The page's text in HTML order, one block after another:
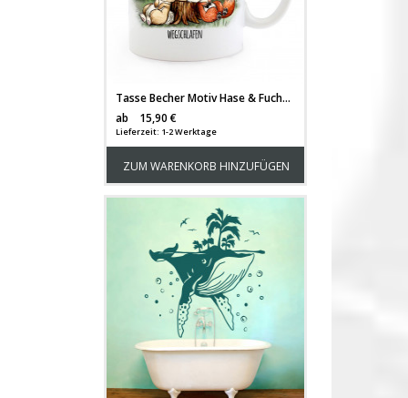
Tasse Becher Motiv Hase & Fuchs Spruch Einfach Sorgen wegschlafen Kaffeebecher Geschenk Spruchbecher ts908
ab
15,90 €
Lieferzeit: 1-2 Werktage
ZUM WARENKORB HINZUFÜGEN